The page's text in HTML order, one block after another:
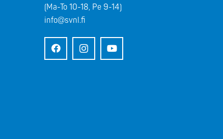
(Ma-To 10-18, Pe 9-14)
info@svnl.fi